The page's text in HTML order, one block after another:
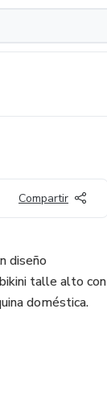
Compartir
diseño
talle alto con
doméstica.